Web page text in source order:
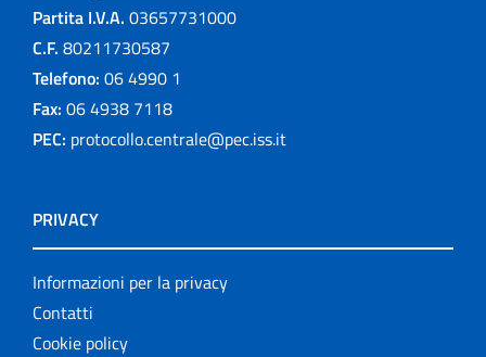
Partita I.V.A. 03657731000
C.F. 80211730587
Telefono: 06 4990 1
Fax: 06 4938 7118
PEC: protocollo.centrale@pec.iss.it
PRIVACY
Informazioni per la privacy
Contatti
Cookie policy